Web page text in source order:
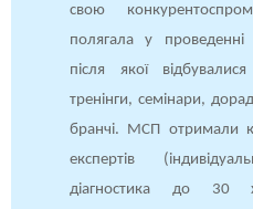
свою
полягала у проведенні
після якої
тренінги, семінари,
бранчі. МСП отримали
експертів
діагностика до 30